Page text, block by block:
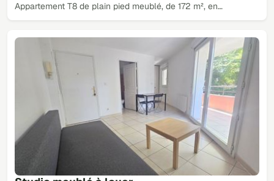
Appartement T8 de plain pied meublé, de 172 m², en…